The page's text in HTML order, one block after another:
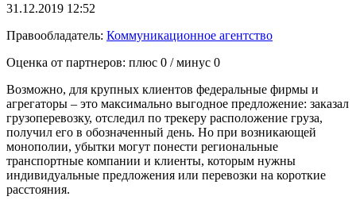
31.12.2019 12:52
Правообладатель: Коммуникационное агентство
Оценка от партнеров: плюс 0 / минус 0
Возможно, для крупных клиентов федеральные фирмы и
агрегаторы – это максимально выгодное предложение: заказал
грузоперевозку, отследил по трекеру расположение груза,
получил его в обозначенный день. Но при возникающей
монополии, убытки могут понести региональные
транспортные компании и клиенты, которым нужны
индивидуальные предложения или перевозки на короткие
расстояния.